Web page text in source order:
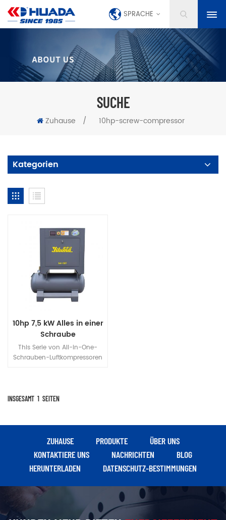
SPRACHE
SUCHE
Zuhause / 10hp-screw-compressor
Kategorien
10hp 7,5 kW Alles in einer
Schraube
Luftkompressor Mit 180L
Lufttank
This Serie von All-in-One-
Schrauben-Luftkompressoren
hergestelltist kostengünstig
für kleine und mittlere
Unternehmen
INSGESAMT 1 SEITEN
ZUHAUSE PRODUKTE
ÜBER UNS
KONTAKTIERE UNS
NACHRICHTEN
BLOG
HERUNTERLADEN
DATENSCHUTZ-BESTIMMUNGEN